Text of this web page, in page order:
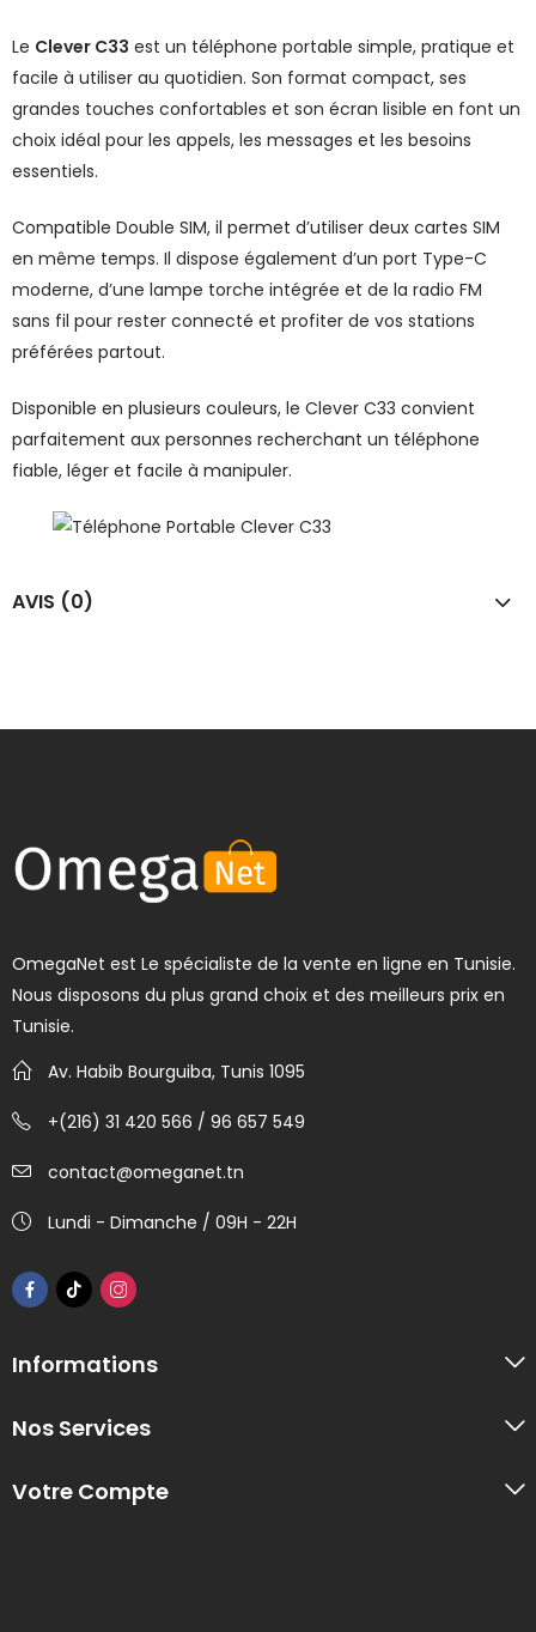
Le Clever C33 est un téléphone portable simple, pratique et
facile à utiliser au quotidien. Son format compact, ses
grandes touches confortables et son écran lisible en font un
choix idéal pour les appels, les messages et les besoins
essentiels.
Compatible Double SIM, il permet d’utiliser deux cartes SIM
en même temps. Il dispose également d’un port Type-C
moderne, d’une lampe torche intégrée et de la radio FM
sans fil pour rester connecté et profiter de vos stations
préférées partout.
Disponible en plusieurs couleurs, le Clever C33 convient
parfaitement aux personnes recherchant un téléphone
fiable, léger et facile à manipuler.
AVIS (0)
OmegaNet est Le spécialiste de la vente en ligne en Tunisie.
Nous disposons du plus grand choix et des meilleurs prix en
Tunisie.
Av. Habib Bourguiba, Tunis 1095
+(216) 31 420 566 / 96 657 549
contact@omeganet.tn
Lundi - Dimanche / 09H - 22H
Informations
Nos Services
Votre Compte